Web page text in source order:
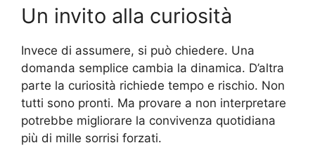
Un invito alla curiosità
Invece di assumere, si può chiedere. Una
domanda semplice cambia la dinamica. D’altra
parte la curiosità richiede tempo e rischio. Non
tutti sono pronti. Ma provare a non interpretare
potrebbe migliorare la convivenza quotidiana
più di mille sorrisi forzati.